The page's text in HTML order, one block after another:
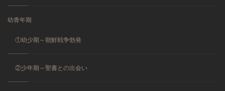
幼青年期
①幼少期～朝鮮戦争勃発
②少年期～聖書との出会い